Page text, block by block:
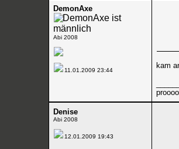
DemonAxe
Abi 2008
11.01.200923:44
kam
Denise
Abi 2008
12.01.2009 19:43